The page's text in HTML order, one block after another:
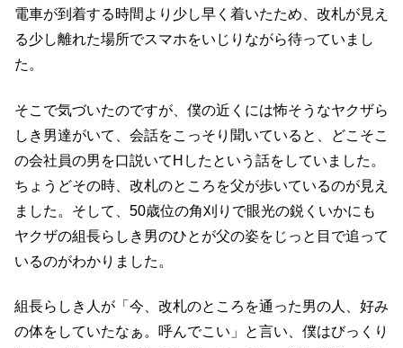
電車が到着する時間より少し早く着いたため、改札が見え
る少し離れた場所でスマホをいじりながら待っていまし
た。
そこで気づいたのですが、僕の近くには怖そうなヤクザら
しき男達がいて、会話をこっそり聞いていると、どこそこ
の会社員の男を口説いてHしたという話をしていました。
ちょうどその時、改札のところを父が歩いているのが見え
ました。そして、50歳位の角刈りで眼光の鋭くいかにも
ヤクザの組長らしき男のひとが父の姿をじっと目で追って
いるのがわかりました。
組長らしき人が「今、改札のところを通った男の人、好み
の体をしていたなぁ。呼んでこい」と言い、僕はびっくり